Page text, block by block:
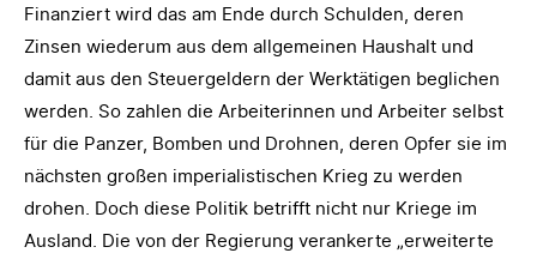
Finanziert wird das am Ende durch Schulden, deren
Zinsen wiederum aus dem allgemeinen Haushalt und
damit aus den Steuergeldern der Werktätigen beglichen
werden. So zahlen die Arbeiterinnen und Arbeiter selbst
für die Panzer, Bomben und Drohnen, deren Opfer sie im
nächsten großen imperialistischen Krieg zu werden
drohen. Doch diese Politik betrifft nicht nur Kriege im
Ausland. Die von der Regierung verankerte „erweiterte